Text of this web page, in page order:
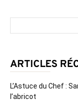
ARTICLES
L’Astuce du Chef :
l’abricot